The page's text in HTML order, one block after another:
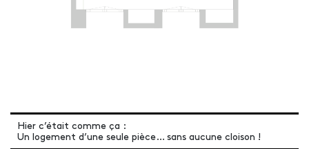
Hier c’était comme ça :
Un logement d’une seule pièce… sans aucune cloison !